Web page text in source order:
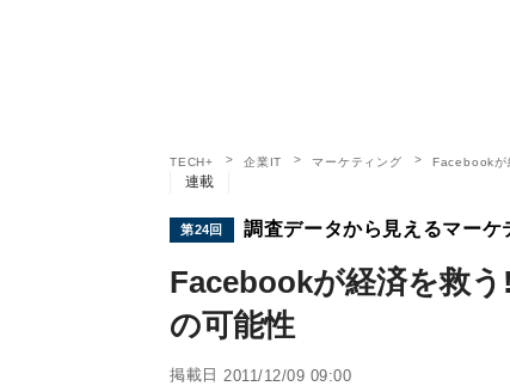
TECH+ 企業IT マーケティング Facebookが
連載
第24回 調査データから見えるマーケ
Facebookが経済を救
の可能性
掲載日 2011/12/09 09:00